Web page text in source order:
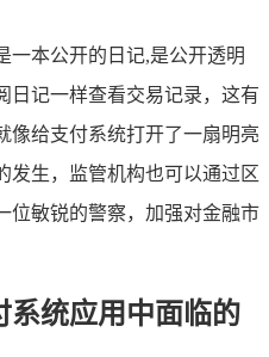
一本公开的日记,是公开透明
日记一样查看交易记录，这有
像给支付系统打开了一扇明亮
发生，监管机构也可以通过区
位敏锐的警察，加强对金融市
系统应用中面临的